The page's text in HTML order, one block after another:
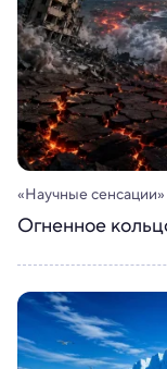
«Научные сенсации»
Огненное